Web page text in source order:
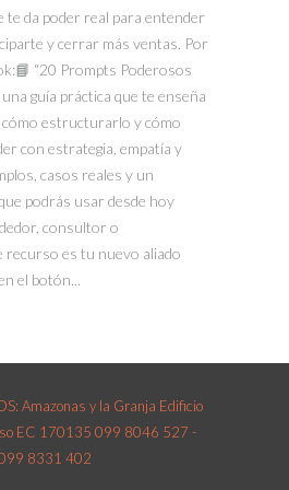
te da poder real para entender
y cerrar más ventas. Por
“20 Prompts Poderosos
guía práctica que te enseña
estructurarlo y cómo
con estrategia, empatía y
casos reales y un
podrás usar desde hoy
consultor o
recurso es tu nuevo aliado
el botón...
Amazonas y la Granja Edificio
EC 170135 099 8046 527 -
8331 402